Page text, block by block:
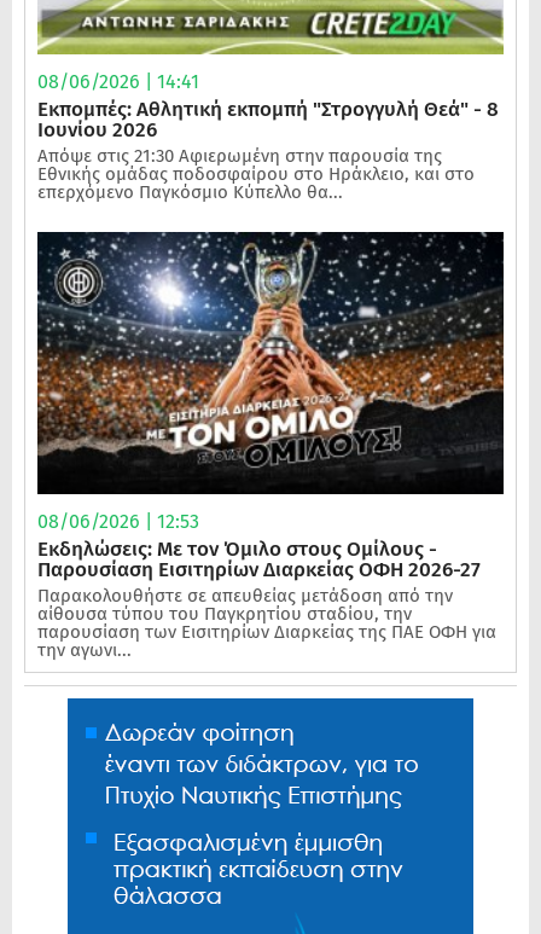
08/06/2026 | 14:41
Εκπομπές: Αθλητική εκπομπή "Στρογγυλή Θεά" - 8
Ιουνίου 2026
Απόψε στις 21:30 Αφιερωμένη στην παρουσία της
Εθνικής ομάδας ποδοσφαίρου στο Ηράκλειο, και στο
επερχόμενο Παγκόσμιο Κύπελλο θα...
08/06/2026 | 12:53
Εκδηλώσεις: Με τον Όμιλο στους Ομίλους -
Παρουσίαση Εισιτηρίων Διαρκείας ΟΦΗ 2026-27
Παρακολουθήστε σε απευθείας μετάδοση από την
αίθουσα τύπου του Παγκρητίου σταδίου, την
παρουσίαση των Εισιτηρίων Διαρκείας της ΠΑΕ ΟΦΗ για
την αγωνι...